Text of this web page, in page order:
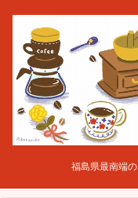
福島県最南端